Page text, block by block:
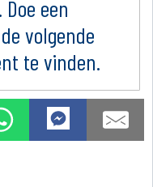
een
volgende
te vinden.